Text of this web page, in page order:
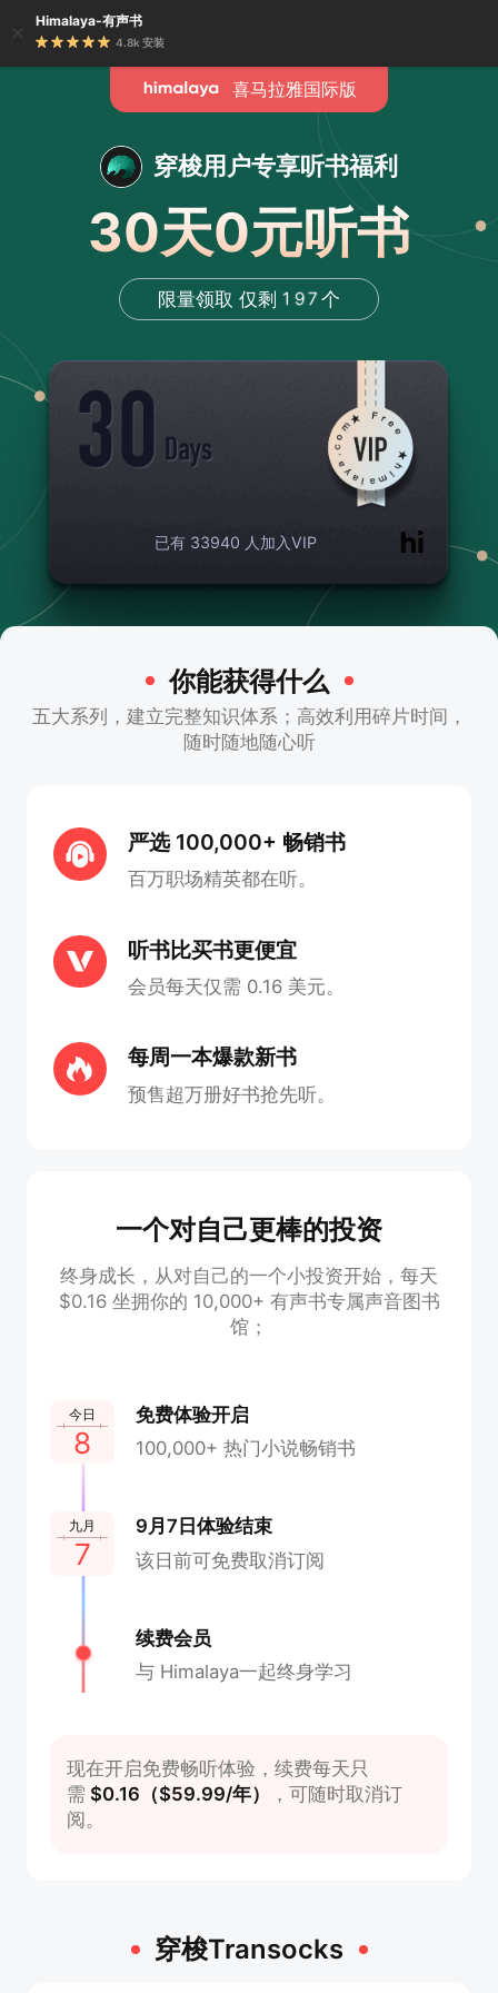
Himalaya-有声书
4.8k 安装
喜马拉雅国际版
穿梭用户专享听书福利
30天0元听书
限量领取 仅剩 1
2
5
6
0
3
4
9
1
2
7
8
个
已有 33940 人加入VIP
你能获得什么
五大系列，建立完整知识体系；高效利用碎片时间，
随时随地随心听
严选 100,000+ 畅销书
百万职场精英都在听。
听书比买书更便宜
会员每天仅需 0.16 美元。
每周一本爆款新书
预售超万册好书抢先听。
一个对自己更棒的投资
终身成长，从对自己的一个小投资开始，每天
$0.16 坐拥你的 10,000+ 有声书专属声音图书
馆；
今日
8
免费体验开启
100,000+ 热门小说畅销书
九月
7
9月7日体验结束
该日前可免费取消订阅
续费会员
与 Himalaya一起终身学习
现在开启免费畅听体验，续费每天只
需 $0.16 （$59.99/年）
，可随时取消订
阅。
穿梭Transocks